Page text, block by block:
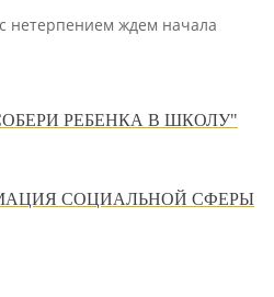
нетерпением ждем начала
РЕБЕНКА В ШКОЛУ"
СОЦИАЛЬНОЙ СФЕРЫ